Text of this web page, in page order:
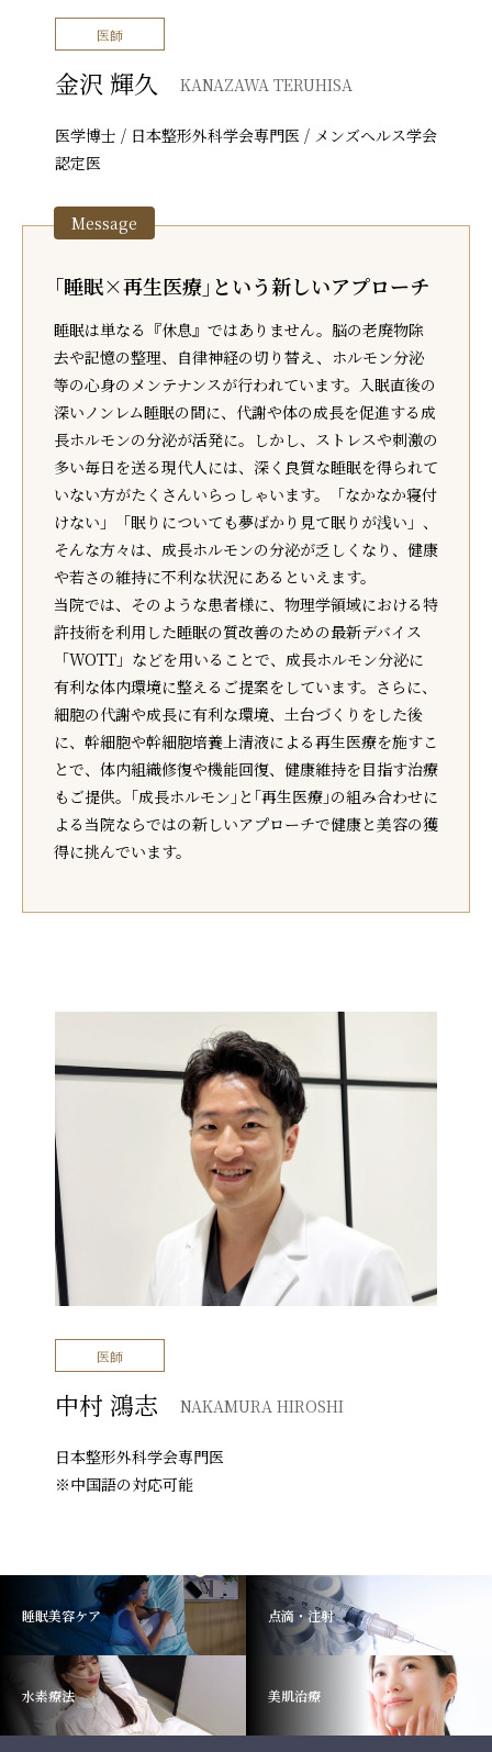
医師
金沢 輝久 KANAZAWA TERUHISA
医学博士 / 日本整形外科学会専門医 / メンズヘルス学会
認定医
｢睡眠×再生医療｣という新しいアプローチ
睡眠は単なる『休息』ではありません。脳の老廃物除
去や記憶の整理、自律神経の切り替え、ホルモン分泌
等の心身のメンテナンスが行われています。入眠直後の
深いノンレム睡眠の間に、代謝や体の成長を促進する成
長ホルモンの分泌が活発に。しかし、ストレスや刺激の
多い毎日を送る現代人には、深く良質な睡眠を得られて
いない方がたくさんいらっしゃいます。「なかなか寝付
けない」「眠りについても夢ばかり見て眠りが浅い」、
そんな方々は、成長ホルモンの分泌が乏しくなり、健康
や若さの維持に不利な状況にあるといえます。
当院では、そのような患者様に、物理学領域における特
許技術を利用した睡眠の質改善のための最新デバイス
「WOTT」などを用いることで、成長ホルモン分泌に
有利な体内環境に整えるご提案をしています。さらに、
細胞の代謝や成長に有利な環境、土台づくりをした後
に、幹細胞や幹細胞培養上清液による再生医療を施すこ
とで、体内組織修復や機能回復、健康維持を目指す治療
もご提供。｢成長ホルモン｣と｢再生医療｣の組み合わせに
よる当院ならではの新しいアプローチで健康と美容の獲
得に挑んでいます。
医師
中村 鴻志 NAKAMURA HIROSHI
日本整形外科学会専門医
※中国語の対応可能
睡眠美容ケア 点滴・注射
水素療法 美肌治療